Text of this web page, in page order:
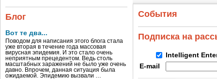
Блог
Вот те два...
Поводом для написания этого блога стала
уже вторая в течение года массовая
вирусная эпидемия. И это стало очень
неприятным прецедентом. Ведь столь
масштабных заражений не было уже очень
давно. Впрочем, данная ситуация была
ожидаемой. Эпидемию вызвали …
События
Подписка на
Intelligent
E-mail